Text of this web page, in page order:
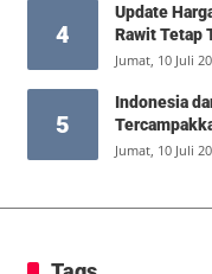
4
Update
Rawit Tetap
Minyak
Jumat, 10 Juli
5
Indonesia
Jumat, 10 Juli